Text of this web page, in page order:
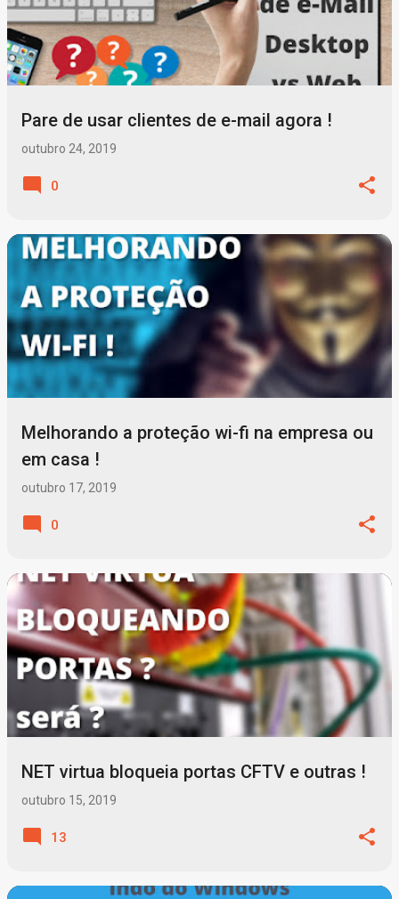
Pare de usar clientes de e-mail agora !
outubro 24, 2019
0
Melhorando a proteção wi-fi na empresa ou
em casa !
outubro 17, 2019
0
NET virtua bloqueia portas CFTV e outras !
outubro 15, 2019
13